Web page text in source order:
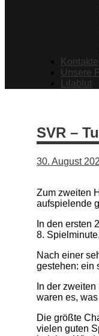
Kontakte
Unsere
Lilablut
SVR –
30. August
Zum zweiten
aufspielende
In den ersten
8.
Nach einer
gestehen: ein
In der
waren es,
Die größte
vielen guten